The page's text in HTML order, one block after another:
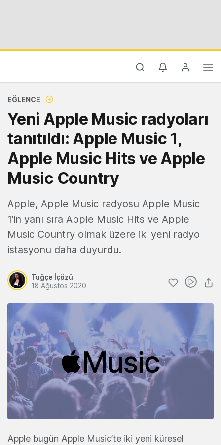
EĞLENCE
Yeni Apple Music radyoları
tanıtıldı: Apple Music 1,
Apple Music Hits ve Apple
Music Country
Apple, Apple Music radyosu Apple Music
1’in yanı sıra Apple Music Hits ve Apple
Music Country olmak üzere iki yeni radyo
istasyonu daha duyurdu.
Tuğçe İçözü
18 Ağustos 2020
Apple bugün Apple Music’te iki yeni küresel